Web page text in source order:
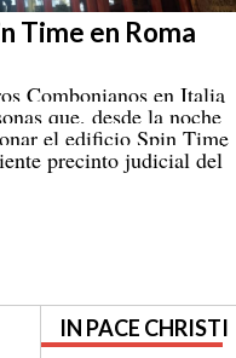
Time en Roma
Combonianos en Italia
que, desde la noche
el edificio Spin Time
precinto judicial del
IN PACE CHRISTI